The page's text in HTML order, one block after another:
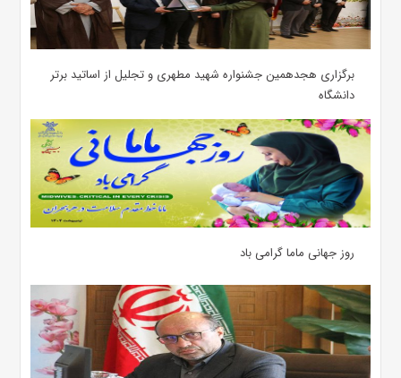
برگزاری هجدهمین جشنواره شهید مطهری و تجلیل از اساتید برتر
دانشگاه
روز جهانی ماما گرامی باد